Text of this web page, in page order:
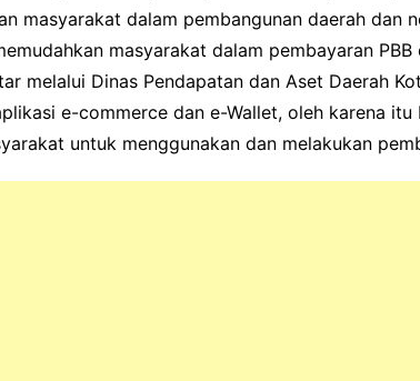
masyarakat dalam pembangunan daerah dan
masyarakat dalam pembayaran PBB
melalui Dinas Pendapatan dan Aset Daerah
e-commerce dan e-Wallet, oleh karena itu
untuk menggunakan dan melakukan